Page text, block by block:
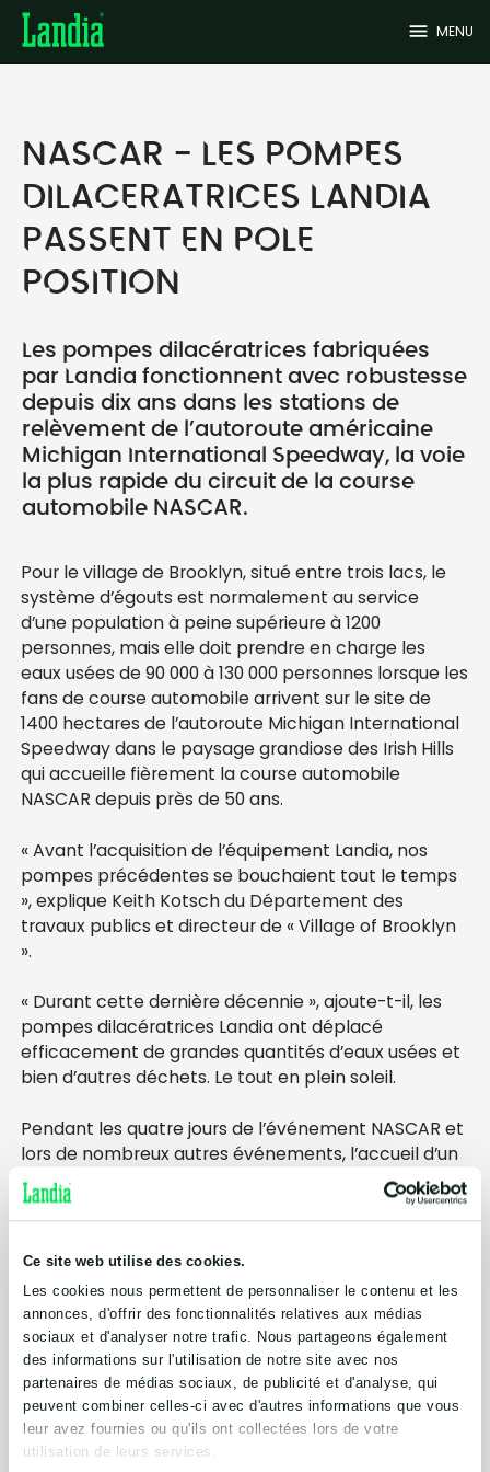
Ce site web utilise des cookies.
Les cookies nous permettent de personnaliser le contenu et les
annonces, d'offrir des fonctionnalités relatives aux médias
sociaux et d'analyser notre trafic. Nous partageons également
des informations sur l'utilisation de notre site avec nos
partenaires de médias sociaux, de publicité et d'analyse, qui
peuvent combiner celles-ci avec d'autres informations que vous
leur avez fournies ou qu'ils ont collectées lors de votre
utilisation de leurs services.
menu MENU
NASCAR - LES POMPES
DILACERATRICES LANDIA
PASSENT EN POLE
POSITION
Les pompes dilacératrices fabriquées
par Landia fonctionnent avec robustesse
depuis dix ans dans les stations de
relèvement de l’autoroute américaine
Michigan International Speedway, la voie
la plus rapide du circuit de la course
automobile NASCAR.
Pour le village de Brooklyn, situé entre trois lacs, le
système d’égouts est normalement au service
d’une population à peine supérieure à 1200
personnes, mais elle doit prendre en charge les
eaux usées de 90 000 à 130 000 personnes lorsque les
fans de course automobile arrivent sur le site de
1400 hectares de l’autoroute Michigan International
Speedway dans le paysage grandiose des Irish Hills
qui accueille fièrement la course automobile
NASCAR depuis près de 50 ans.
« Avant l’acquisition de l’équipement Landia, nos
pompes précédentes se bouchaient tout le temps
», explique Keith Kotsch du Département des
travaux publics et directeur de « Village of Brooklyn
».
« Durant cette dernière décennie », ajoute-t-il, les
pompes dilacératrices Landia ont déplacé
efficacement de grandes quantités d’eaux usées et
bien d’autres déchets. Le tout en plein soleil.
Pendant les quatre jours de l’événement NASCAR et
lors de nombreux autres événements, l’accueil d’un
grand nombre de visiteurs venus pour s’amuser
exige inévitablement de pouvoir compter sur des
équipements durables et les pompes dilacératrices
Landia ont surpassé toutes les prévisions de
performance et de fiabilité.
Exigeant un fonctionnement à plein régime dans la
zone de Brooklyn juste une fois par an, les pompes
dilacératrices Landia sont conçues avec un système
de couteaux extérieurs qui permettent d’éviter que
de grands solides n’entrent dans le corps de la
pompe.